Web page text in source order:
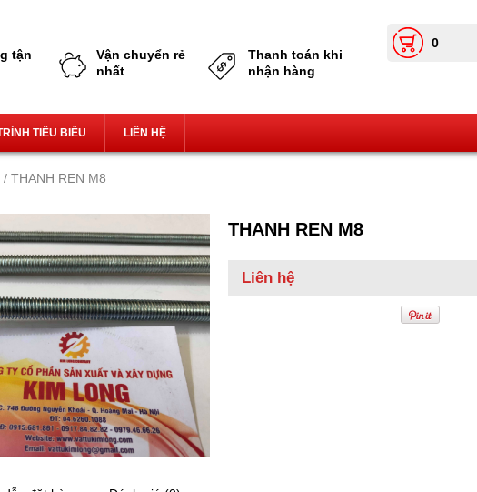
tận
Vận chuyển rẻ
nhất
Thanh toán khi
nhận hàng
0
TIÊU BIỂU LIÊN HỆ
/ THANH REN M8
THANH REN M8
Liên hệ